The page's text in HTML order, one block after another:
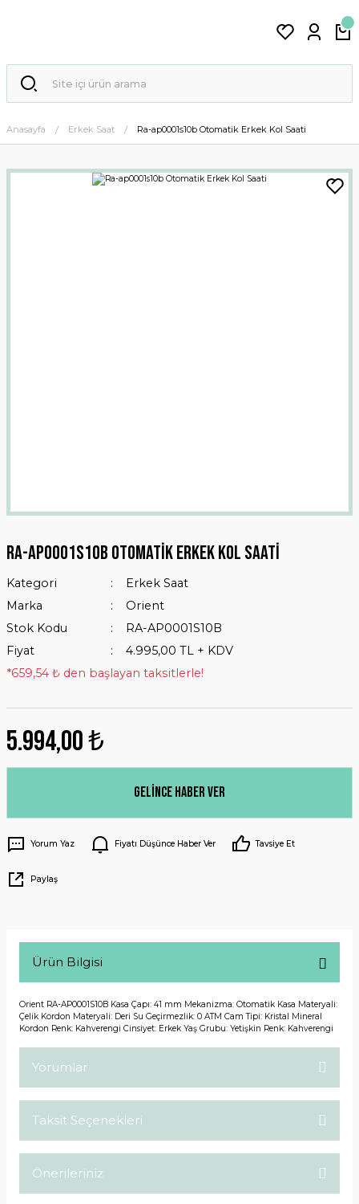
Anasayfa Erkek Saat Ra-ap0001s10b Otomatik Erkek Kol Saati
Ra-ap0001s10b Otomatik Erkek Kol Saati
Kategori
Erkek Saat
Marka
Orient
Stok Kodu
RA-AP0001S10B
Fiyat
4.995,00 TL + KDV
*659,54 ₺ den başlayan taksitlerle!
5.994,00 ₺
Gelince Haber Ver
Yorum Yaz Fiyatı Düşünce Haber Ver Tavsiye Et
Paylaş
Ürün Bilgisi
Orient RA-AP0001S10B Kasa Çapı: 41 mm Mekanizma: Otomatik Kasa Materyali:
Çelik Kordon Materyali: Deri Su Geçirmezlik: 0 ATM Cam Tipi: Kristal Mineral
Kordon Renk: Kahverengi Cinsiyet: Erkek Yaş Grubu: Yetişkin Renk: Kahverengi
Yorumlar
Taksit Seçenekleri
Önerileriniz